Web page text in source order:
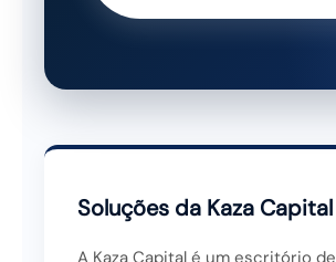
Soluções da Kaza Capital